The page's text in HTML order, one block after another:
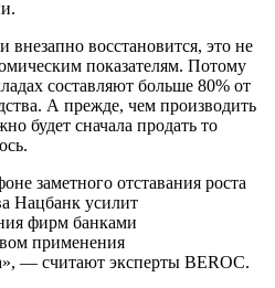
восстановится, это не
показателям. Потому
составляют больше 80% от
А прежде, чем производить
будет сначала продать то
заметного отставания роста
Нацбанк усилит
фирм банками
применения
— считают эксперты BEROC.